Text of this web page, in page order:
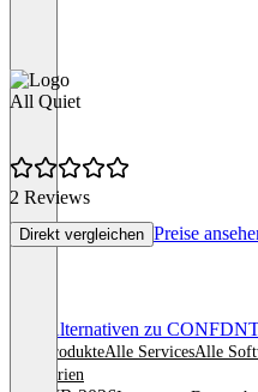
All Quiet
2 Reviews
Direkt vergleichen Preise
Alle Alternativen zu
Alle ProdukteAlle ServicesAlle
Kategorien